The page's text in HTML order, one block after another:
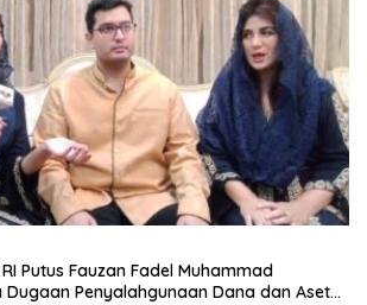
Putus Fauzan Fadel Muhammad
Penyalahgunaan Dana dan Aset